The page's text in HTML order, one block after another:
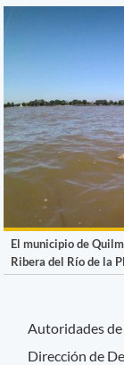
El municipio de
Ribera del Río de la
Autoridades
Dirección de